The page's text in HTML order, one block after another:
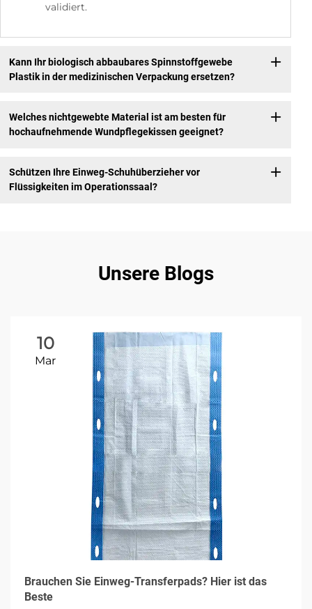
validiert.
Kann Ihr biologisch abbaubares Spinnstoffgewebe
Plastik in der medizinischen Verpackung ersetzen?
Welches nichtgewebte Material ist am besten für
hochaufnehmende Wundpflegekissen geeignet?
Schützen Ihre Einweg-Schuhüberzieher vor
Flüssigkeiten im Operationssaal?
Unsere Blogs
10
Mar
Brauchen Sie Einweg-Transferpads? Hier ist das
Beste